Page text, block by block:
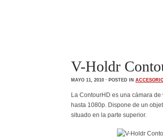
V-Holdr
MAYO 11, 2010 · POSTED IN
La ContourHD es una cámara
hasta 1080p. Dispone de un
situado en la parte superior.